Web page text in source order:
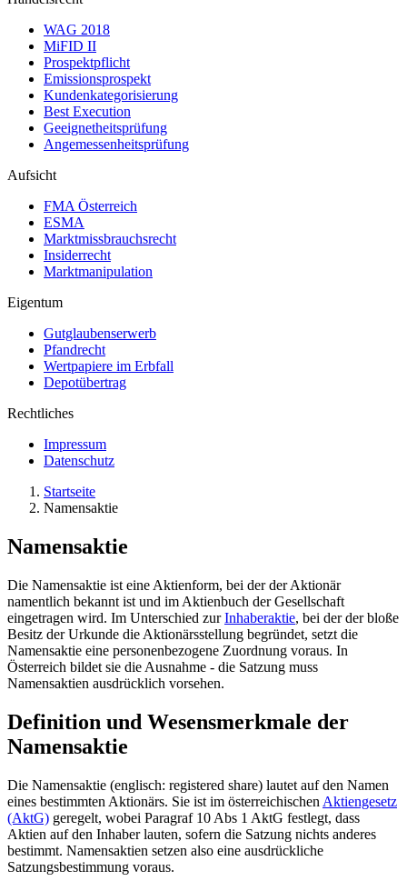
WAG 2018
MiFID II
Prospektpflicht
Emissionsprospekt
Kundenkategorisierung
Best Execution
Geeignetheitsprüfung
Angemessenheitsprüfung
Aufsicht
FMA Österreich
ESMA
Marktmissbrauchsrecht
Insiderrecht
Marktmanipulation
Eigentum
Gutglaubenserwerb
Pfandrecht
Wertpapiere im Erbfall
Depotübertrag
Rechtliches
Impressum
Datenschutz
Startseite
Namensaktie
Namensaktie
Die Namensaktie ist eine Aktienform, bei der der Aktionär
namentlich bekannt ist und im Aktienbuch der Gesellschaft
eingetragen wird. Im Unterschied zurInhaberaktie, bei der der bloße
Besitz der Urkunde die Aktionärsstellung begründet, setzt die
Namensaktie eine personenbezogene Zuordnung voraus. In
Österreich bildet sie die Ausnahme - die Satzung muss
Namensaktien ausdrücklich vorsehen.
Definition und Wesensmerkmale der
Namensaktie
Die Namensaktie (englisch: registered share) lautet auf den Namen
eines bestimmten Aktionärs. Sie ist im österreichischen Aktiengesetz
(AktG) geregelt, wobei Paragraf 10 Abs 1 AktG festlegt, dass
Aktien auf den Inhaber lauten, sofern die Satzung nichts anderes
bestimmt. Namensaktien setzen also eine ausdrückliche
Satzungsbestimmung voraus.